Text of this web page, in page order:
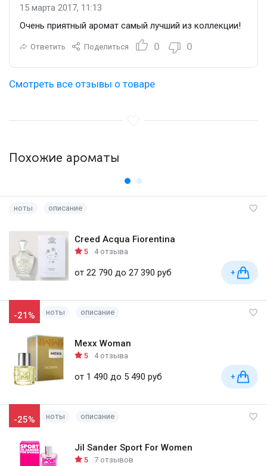
15 марта 2017, 11:13
Очень приятный аромат самый лучший из коллекции!
Ответить Поделиться 0 0
Смотреть все отзывы о товаре
Похожие ароматы
ноты описание
Creed Acqua Fiorentina
5 4 отзыва
от 22 790 до 27 390 руб +
-21% ноты описание
Mexx Woman
5 4 отзыва
от 1 490 до 5 490 руб +
-25% ноты описание
Jil Sander Sport For Women
5 7 отзывов